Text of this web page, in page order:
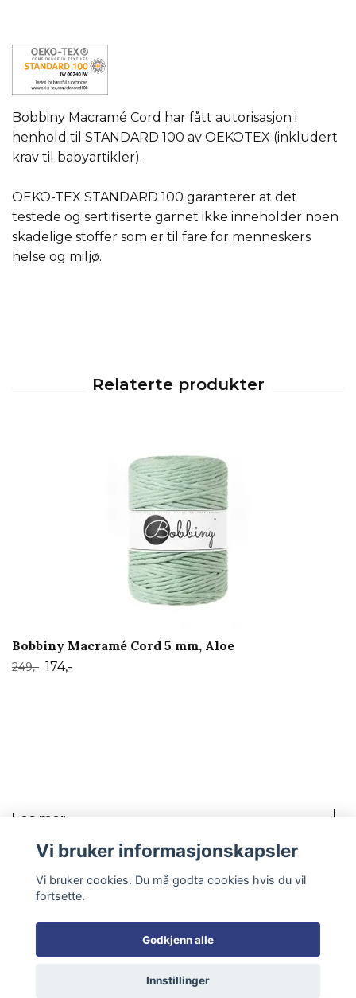
Bobbiny Macramé Cord har fått autorisasjon i
henhold til STANDARD 100 av OEKOTEX (inkludert
krav til babyartikler).
OEKO-TEX STANDARD 100 garanterer at det
testede og sertifiserte garnet ikke inneholder noen
skadelige stoffer som er til fare for menneskers
helse og miljø.
Bobbiny Macramé Cord 5 mm, Aloe
249,- 174,-
Les mer
© 2026 Mayas knyterier
Vi bruker informasjonskapsler
Vi bruker cookies. Du må godta cookies hvis du vil
fortsette.
Godkjenn alle
Innstillinger